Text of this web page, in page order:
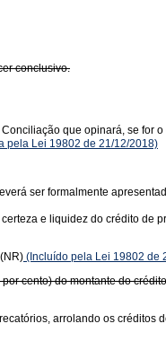
conclusivo.
que opinará, se for
pela Lei 19802 de 21/12/2018)
ser formalmente
e liquidez do crédito de
(Incluído pela Lei 19802 de
cento) do montante do
arrolando os créditos